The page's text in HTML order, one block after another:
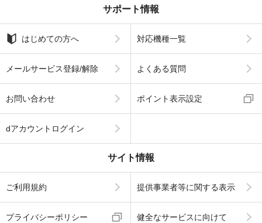
サポート情報
はじめての方へ 対応機種一覧
メールサービス登録/解除 よくある質問
お問い合わせ ポイント表示設定
dアカウントログイン
サイト情報
ご利用規約 提供事業者等に関する表示
プライバシーポリシー 健全なサービスに向けて